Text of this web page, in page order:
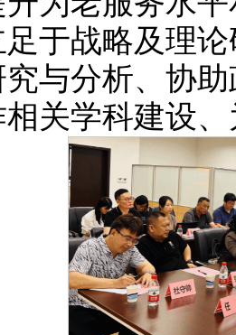
于战略及理
与分析、协
关学科建设